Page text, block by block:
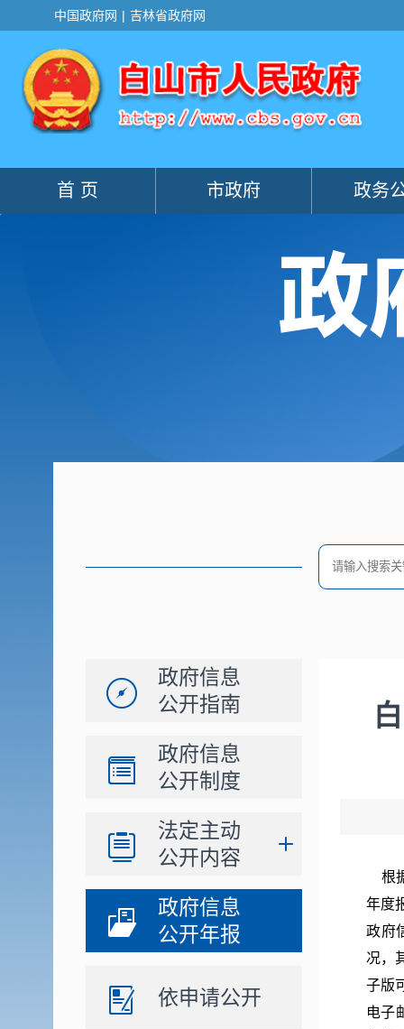
政府信息
公开指南
政府信息
公开制度
法定主动
公开内容
政府信息
公开年报
依申请公开
根
年度
政府
况，
子版
电子